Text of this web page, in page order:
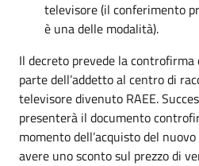
televisore (il conferimento
è una delle modalità).
Il decreto prevede la controfirma
parte dell’addetto al centro di
televisore divenuto RAEE.
presenterà il documento
momento dell’acquisto del
avere uno sconto sul prezzo di